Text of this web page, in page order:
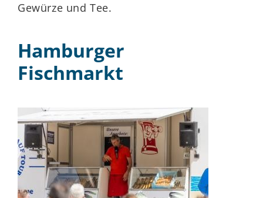
Gewürze und Tee.
Hamburger
Fischmarkt